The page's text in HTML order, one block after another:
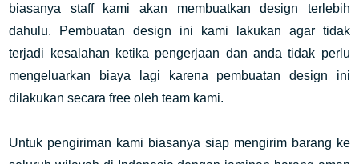
biasanya staff kami akan membuatkan design terlebih
dahulu. Pembuatan design ini kami lakukan agar tidak
terjadi kesalahan ketika pengerjaan dan anda tidak perlu
mengeluarkan biaya lagi karena pembuatan design ini
dilakukan secara free oleh team kami.
Untuk pengiriman kami biasanya siap mengirim barang ke